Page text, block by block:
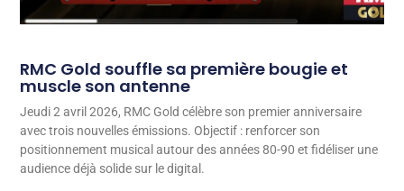
RMC Gold souffle sa première bougie et
muscle son antenne
Jeudi 2 avril 2026, RMC Gold célèbre son premier anniversaire
avec trois nouvelles émissions. Objectif : renforcer son
positionnement musical autour des années 80-90 et fidéliser une
audience déjà solide sur le digital.